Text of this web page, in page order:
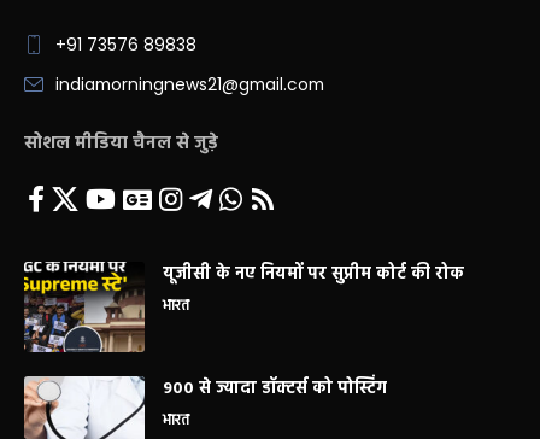
+91 73576 89838
indiamorningnews21@gmail.com
सोशल मीडिया चैनल से जुड़े
यूजीसी के नए नियमों पर सुप्रीम कोर्ट की रोक
भारत
900 से ज्यादा डॉक्टर्स को पोस्टिंग
भारत